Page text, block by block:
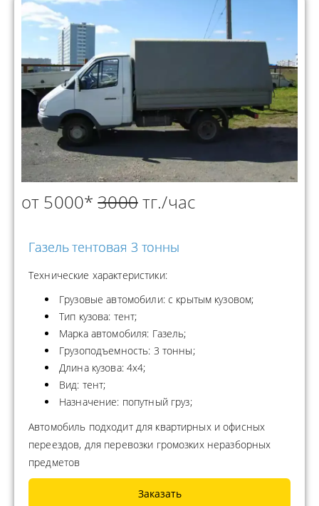
от 5000*3000тг./час
Газель тентовая 3 тонны
Технические характеристики:
Грузовые автомобили: с крытым кузовом;
Тип кузова: тент;
Марка автомобиля: Газель;
Грузоподъемность: 3 тонны;
Длина кузова: 4x4;
Вид: тент;
Назначение: попутный груз;
Автомобиль подходит для квартирных и офисных
переездов, для перевозки громозких неразборных
предметов
Заказать